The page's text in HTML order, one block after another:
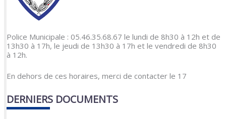
Police Municipale : 05.46.35.68.67 le lundi de 8h30 à 12h et de
13h30 à 17h, le jeudi de 13h30 à 17h et le vendredi de 8h30
à 12h.
En dehors de ces horaires, merci de contacter le 17
DERNIERS DOCUMENTS